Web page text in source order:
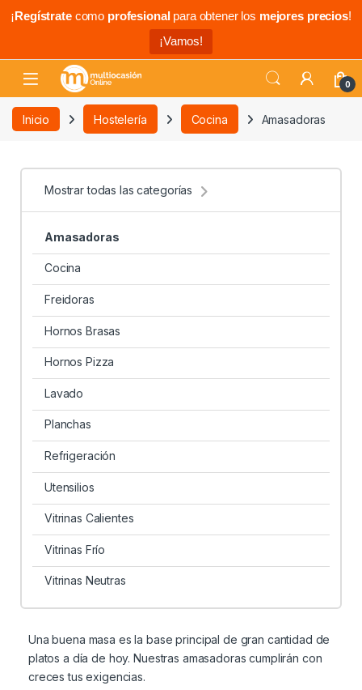
¡Regístratecomo profesionalpara obtener los mejores precios!
¡Vamos!
0
Inicio Hostelería Cocina Amasadoras
Mostrar todas las categorías
Amasadoras
Cocina
Freidoras
Hornos Brasas
Hornos Pizza
Lavado
Planchas
Refrigeración
Utensilios
Vitrinas Calientes
Vitrinas Frío
Vitrinas Neutras
Una buena masa es la base principal de gran cantidad de
platos a día de hoy. Nuestras amasadoras cumplirán con
creces tus exigencias.